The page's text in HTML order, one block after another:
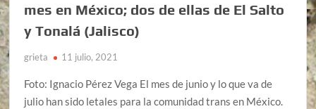
mes en México; dos de ellas de El Salto
y Tonalá (Jalisco)
grieta 11 julio, 2021
Foto: Ignacio Pérez Vega El mes de junio y lo que va de
julio han sido letales para la comunidad trans en México.